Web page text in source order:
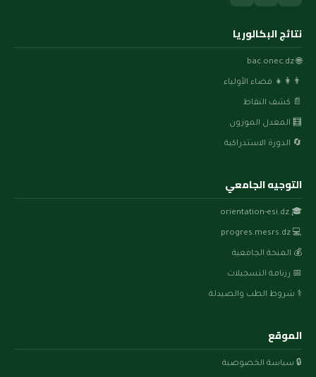
نتائج البكالوريا
🌐 bac.onec.dz
👨‍👩‍👧 فضاء الأولياء
📄 كشف النقاط
🧮 المعدل الموزون
🔄 الدورة الاستدراكية
التوجيه الجامعي
🎓 orientation-esi.dz
💻 progres.mesrs.dz
💰 المنحة الجامعية
📅 رزنامة التسجيلات
⚕️ شروط الطب والصيدلة
الموقع
🔒 سياسة الخصوصية